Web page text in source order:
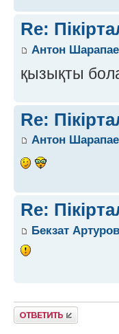
Re:
Антон
қызықты
Re:
Антон
Re:
Бекзат
Ответить